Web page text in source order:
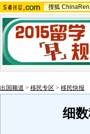
搜狐 ChinaRen
出国频道 > 移民专区 > 移民快报
细